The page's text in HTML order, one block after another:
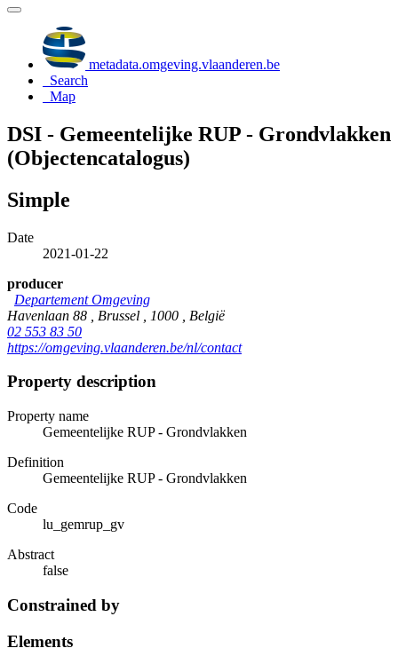
metadata.omgeving.vlaanderen.be
Search
Map
DSI - Gemeentelijke RUP - Grondvlakken
(Objectencatalogus)
Simple
Date
2021-01-22
producer
Departement Omgeving
Havenlaan 88 , Brussel , 1000 , België
02 553 83 50
https://omgeving.vlaanderen.be/nl/contact
Property description
Property name
Gemeentelijke RUP - Grondvlakken
Definition
Gemeentelijke RUP - Grondvlakken
Code
lu_gemrup_gv
Abstract
false
Constrained by
Elements